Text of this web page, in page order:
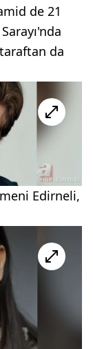
de 21
da
Edirneli,